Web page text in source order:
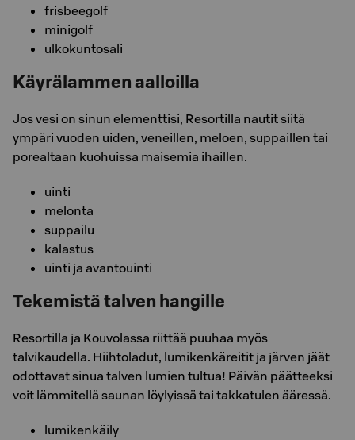
frisbeegolf
minigolf
ulkokuntosali
Käyrälammen aalloilla
Jos vesi on sinun elementtisi, Resortilla nautit siitä
ympäri vuoden uiden, veneillen, meloen, suppaillen tai
porealtaan kuohuissa maisemia ihaillen.
uinti
melonta
suppailu
kalastus
uinti ja avantouinti
Tekemistä talven hangille
Resortilla ja Kouvolassa riittää puuhaa myös
talvikaudella. Hiihtoladut, lumikenkäreitit ja järven jäät
odottavat sinua talven lumien tultua! Päivän päätteeksi
voit lämmitellä saunan löylyissä tai takkatulen ääressä.
lumikenkäily